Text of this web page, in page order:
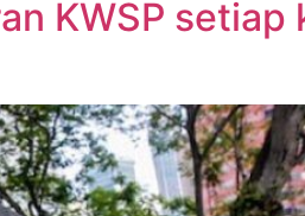
KWSP setiap